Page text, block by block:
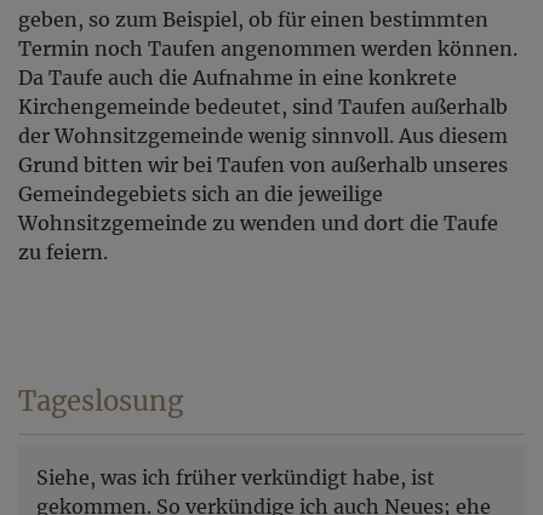
geben, so zum Beispiel, ob für einen bestimmten
Termin noch Taufen angenommen werden können.
Da Taufe auch die Aufnahme in eine konkrete
Kirchengemeinde bedeutet, sind Taufen außerhalb
der Wohnsitzgemeinde wenig sinnvoll. Aus diesem
Grund bitten wir bei Taufen von außerhalb unseres
Gemeindegebiets sich an die jeweilige
Wohnsitzgemeinde zu wenden und dort die Taufe
zu feiern.
Tageslosung
Siehe, was ich früher verkündigt habe, ist
gekommen. So verkündige ich auch Neues; ehe